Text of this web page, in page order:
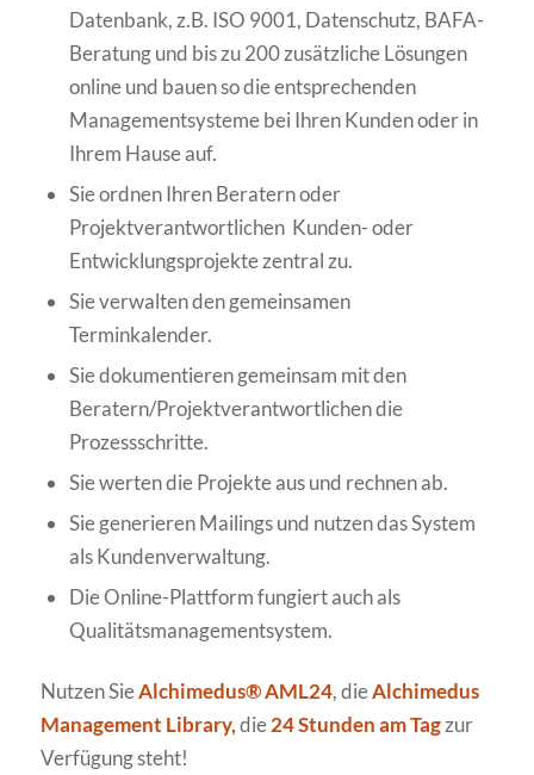
Datenbank, z.B. ISO 9001, Datenschutz, BAFA-
Beratung und bis zu 200 zusätzliche Lösungen
online und bauen so die entsprechenden
Managementsysteme bei Ihren Kunden oder in
Ihrem Hause auf.
Sie ordnen Ihren Beratern oder
Projektverantwortlichen Kunden- oder
Entwicklungsprojekte zentral zu.
Sie verwalten den gemeinsamen
Terminkalender.
Sie dokumentieren gemeinsam mit den
Beratern/Projektverantwortlichen die
Prozessschritte.
Sie werten die Projekte aus und rechnen ab.
Sie generieren Mailings und nutzen das System
als Kundenverwaltung.
Die Online-Plattform fungiert auch als
Qualitätsmanagementsystem.
Nutzen SieAlchimedus® AML24, dieAlchimedus
Management Library,die24 Stunden am Tagzur
Verfügung steht!